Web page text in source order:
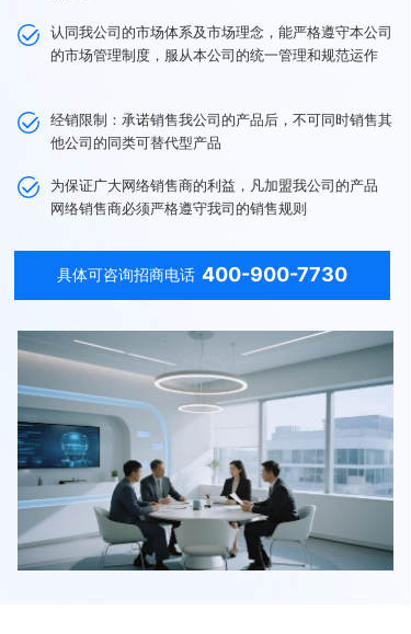
认同我公司的市场体系及市场理念，能严格遵守本公司
的市场管理制度，服从本公司的统一管理和规范运作
经销限制：承诺销售我公司的产品后，不可同时销售其
他公司的同类可替代型产品
为保证广大网络销售商的利益，凡加盟我公司的产品
网络销售商必须严格遵守我司的销售规则
具体可咨询招商电话 400-900-7730